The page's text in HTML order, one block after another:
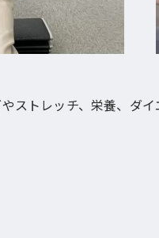
トレッチ、栄養、ダ